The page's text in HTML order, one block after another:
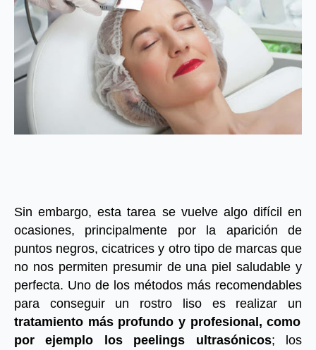
Sin embargo, esta tarea se vuelve algo difícil en
ocasiones, principalmente por la aparición de
puntos negros, cicatrices y otro tipo de marcas que
no nos permiten presumir de una piel saludable y
perfecta. Uno de los métodos más recomendables
para conseguir un rostro liso es realizar un
tratamiento más profundo y profesional, como
por ejemplo los peelings ultrasónicos; los